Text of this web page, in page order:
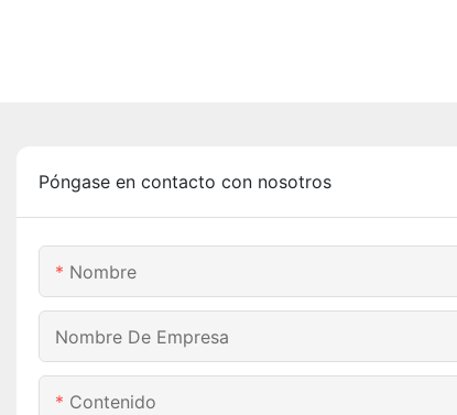
Póngase en contacto con nosotros
Nombre
Nombre De Empresa
Contenido